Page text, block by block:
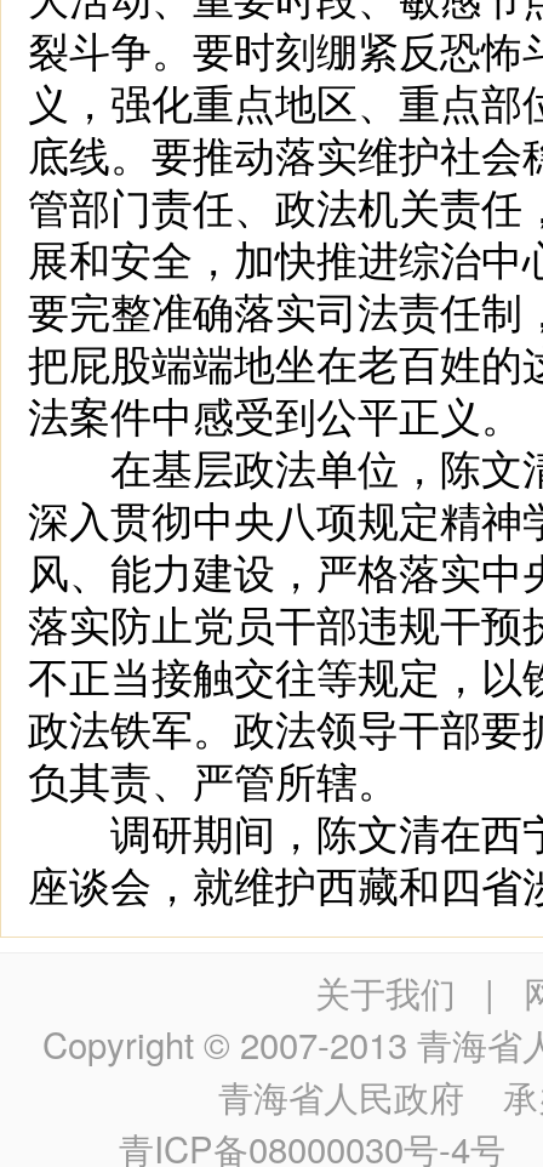
裂斗争。要时刻绷紧反恐
义，强化重点地区、重点
底线。要推动落实维护社
管部门责任、政法机关责
展和安全，加快推进综治
要完整准确落实司法责任
把屁股端端地坐在老百姓
法案件中感受到公平正义。
在基层政法单位，陈文
深入贯彻中央八项规定精
风、能力建设，严格落实
落实防止党员干部违规干
不正当接触交往等规定，
政法铁军。政法领导干部
负其责、严管所辖。
调研期间，陈文清在西
座谈会，就维护西藏和四
关于我们 |
Copyright © 2007-2013 青海省
青海省人民政府 承
青ICP备08000030号-4号